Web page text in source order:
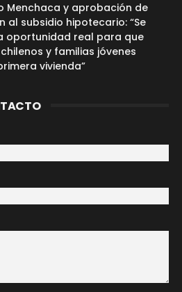
Menchaca y aprobación de
al subsidio hipotecario: “Se
oportunidad real para que
y familias jóvenes
vivienda”